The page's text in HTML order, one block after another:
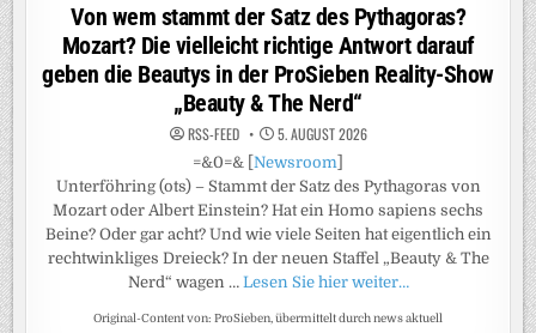
Von wem stammt der Satz des Pythagoras?
Mozart? Die vielleicht richtige Antwort darauf
geben die Beautys in der ProSieben Reality-Show
„Beauty & The Nerd“
RSS-FEED 5. AUGUST 2026
=&0=& [ Newsroom
Unterföhring (ots) – Stammt der Satz des Pythagoras von
Mozart oder Albert Einstein? Hat ein Homo sapiens sechs
Beine? Oder gar acht? Und wie viele Seiten hat eigentlich ein
rechtwinkliges Dreieck? In der neuen Staffel „Beauty & The
Nerd“ wagen … Lesen Sie hier weiter…
Original-Content von: ProSieben, übermittelt durch news aktuell